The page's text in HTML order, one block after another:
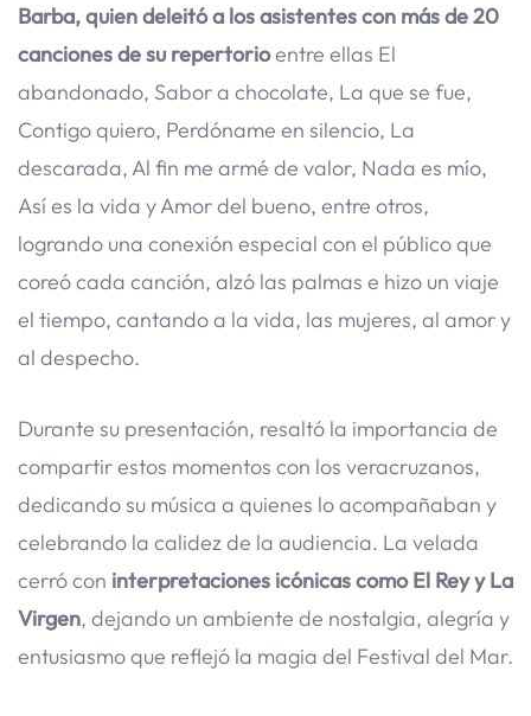
Barba, quien deleitó a los asistentes con más de 20
canciones de su repertorioentre ellas El
abandonado, Sabor a chocolate, La que se fue,
Contigo quiero, Perdóname en silencio, La
descarada, Al fin me armé de valor, Nada es mío,
Así es la vida y Amor del bueno, entre otros,
logrando una conexión especial con el público que
coreó cada canción, alzó las palmas e hizo un viaje
el tiempo, cantando a la vida, las mujeres, al amor y
al despecho.
Durante su presentación, resaltó la importancia de
compartir estos momentos con los veracruzanos,
dedicando su música a quienes lo acompañaban y
celebrando la calidez de la audiencia. La velada
cerró con interpretaciones icónicas como El Rey y La
Virgen, dejando un ambiente de nostalgia, alegría y
entusiasmo que reflejó la magia del Festival del Mar.